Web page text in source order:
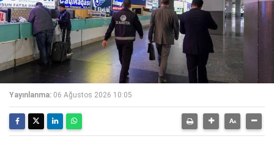
Yayınlanma: 06 Ağustos 2026 10:05